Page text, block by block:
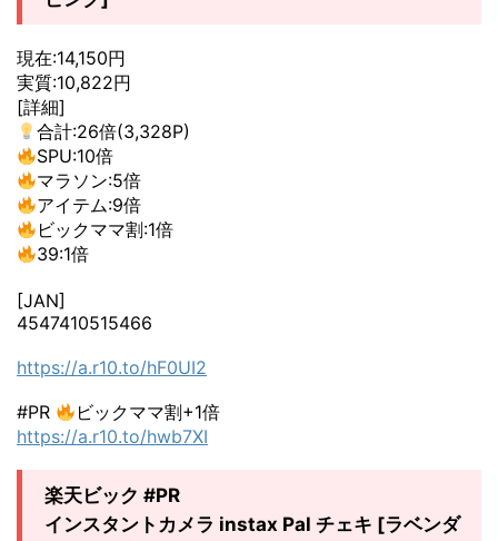
現在:14,150円
実質:10,822円
[詳細]
合計:26倍(3,328P)
SPU:10倍
マラソン:5倍
アイテム:9倍
ビックママ割:1倍
39:1倍
[JAN]
4547410515466
https://a.r10.to/hF0UI2
#PR
ビックママ割+1倍
https://a.r10.to/hwb7XI
楽天ビック #PR
インスタントカメラ instax Pal チェキ [ラベンダ